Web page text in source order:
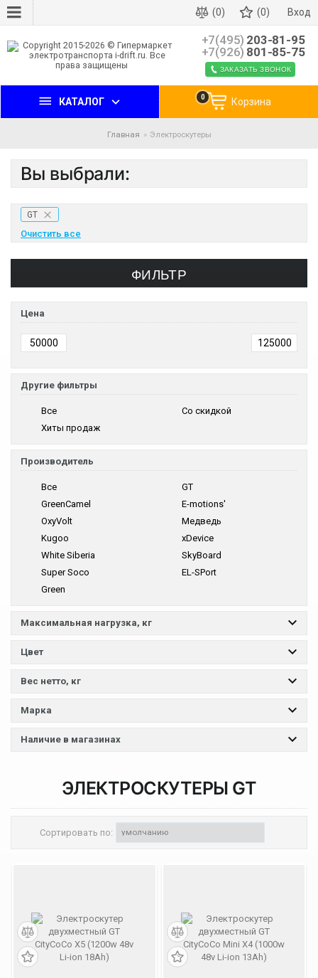
Вход
(0) (0)
+7(495) 203-81-95
+7(926) 801-85-75
ЗАКАЗАТЬ ЗВОНОК
КАТАЛОГ Корзина
0
Главная Электроскутеры
Вы выбрали:
GT
Очистить все
ФИЛЬТР
Цена
Другие фильтры
Все
Со скидкой
Хиты продаж
Производитель
Все
GreenCamel
E-motions'
OxyVolt
Медведь
Kugoo
xDevice
White Siberia
SkyBoard
Super Soco
GT
EL-SPort
Green
Максимальная нагрузка, кг
Цвет
Вес нетто, кг
Марка
Наличие в магазинах
ЭЛЕКТРОСКУТЕРЫ GT
Сортировать по: